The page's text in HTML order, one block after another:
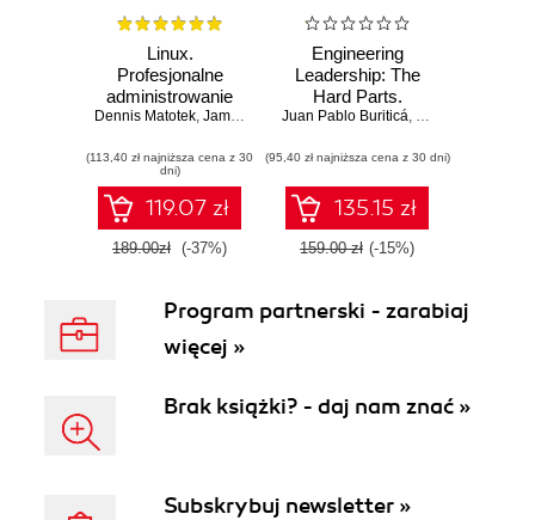
Linux.
Profesjonalne
administrowanie
systemem.
Dennis Matotek, James Turnbull ,Peter Lieverdink
(113,40 zł najniższa cena z 30
dni)
119.07 zł
189.00zł (-37%)
Engineering
Leadership: The
Hard Parts.
Navigating Chaos
That Deliver
Juan Pablo Buriticá, James Turnbull
(95,40 zł najniższa cena z 30 dni)
135.15 zł
159.00 zł (-15%)
Program partnerski - zarabiaj
więcej »
Brak książki? - daj nam znać »
Subskrybuj newsletter »